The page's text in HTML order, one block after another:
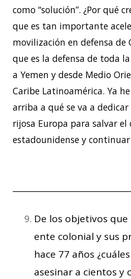
como “solución”. ¿Por qué
que es tan importante
movilización en defensa de
que es la defensa de toda
a Yemen y desde Medio
Caribe Latinoamérica. Ya
arriba a qué se va a
rijosa Europa para salvar
estadounidense y
De los objetivos
ente colonial y sus
hace 77 años
asesinar a cientos y